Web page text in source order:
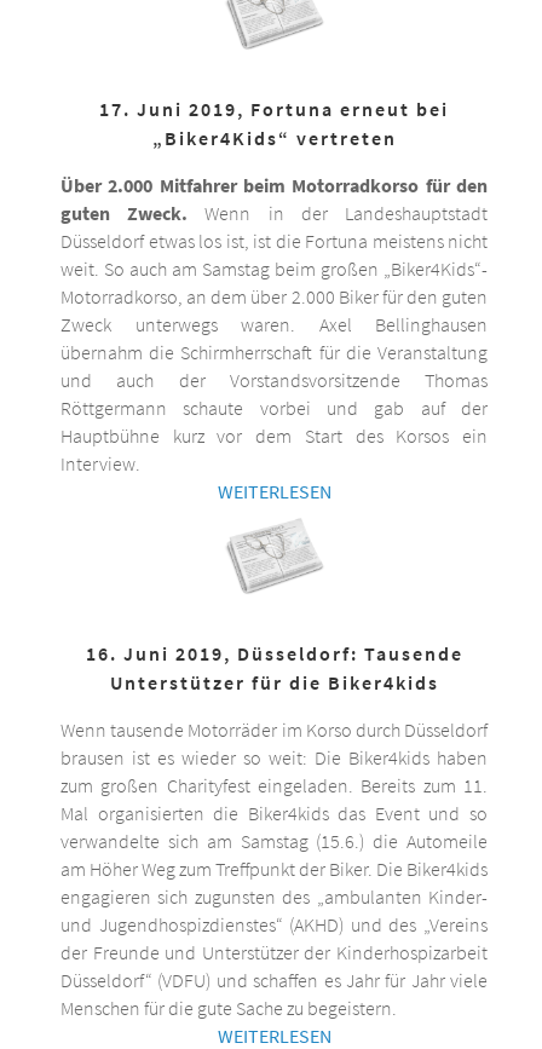
17. Juni 2019, Fortuna erneut bei
„Biker4Kids“ vertreten
Über 2.000 Mitfahrer beim Motorradkorso für den
guten Zweck. Wenn in der Landeshauptstadt
Düsseldorf etwas los ist, ist die Fortuna meistens nicht
weit. So auch am Samstag beim großen „Biker4Kids“-
Motorradkorso, an dem über 2.000 Biker für den guten
Zweck unterwegs waren. Axel Bellinghausen
übernahm die Schirmherrschaft für die Veranstaltung
und auch der Vorstandsvorsitzende Thomas
Röttgermann schaute vorbei und gab auf der
Hauptbühne kurz vor dem Start des Korsos ein
Interview.
WEITERLESEN
16. Juni 2019, Düsseldorf: Tausende
Unterstützer für die Biker4kids
Wenn tausende Motorräder im Korso durch Düsseldorf
brausen ist es wieder so weit: Die Biker4kids haben
zum großen Charityfest eingeladen. Bereits zum 11.
Mal organisierten die Biker4kids das Event und so
verwandelte sich am Samstag (15.6.) die Automeile
am Höher Weg zum Treffpunkt der Biker. Die Biker4kids
engagieren sich zugunsten des „ambulanten Kinder-
und Jugendhospizdienstes“ (AKHD) und des „Vereins
der Freunde und Unterstützer der Kinderhospizarbeit
Düsseldorf“ (VDFU) und schaffen es Jahr für Jahr viele
Menschen für die gute Sache zu begeistern.
WEITERLESEN